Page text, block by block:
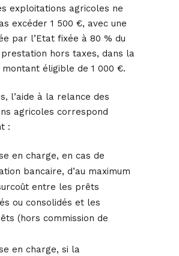
exploitations agricoles ne
excéder 1 500 €, avec une
par l’Etat fixée à 80 % du
hors taxes, dans la
montant éligible de 1 000 €.
l’aide à la relance des
agricoles correspond
:
en charge, en cas de
bancaire, d’au maximum
entre les prêts
ou consolidés et les
(hors commission de
en charge, si la